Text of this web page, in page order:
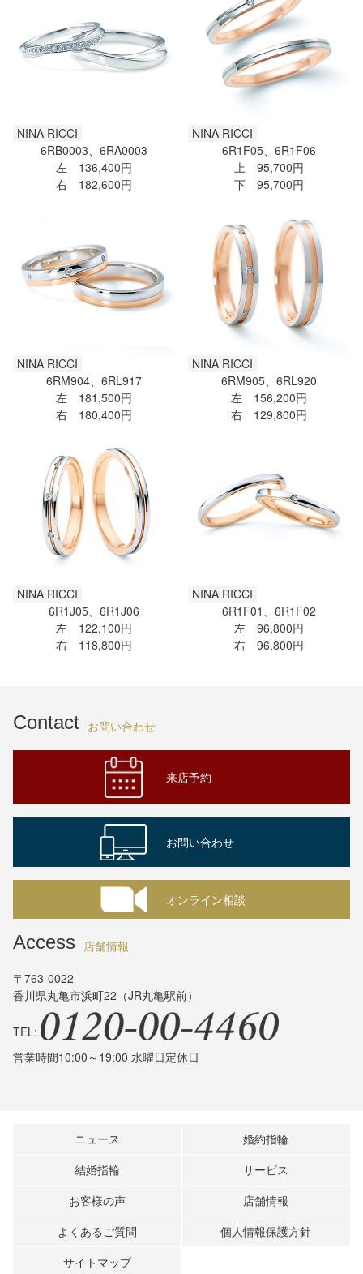
NINA RICCI
6RB0003、6RA0003
左 136,400円
右 182,600円
NINA RICCI
6R1F05、6R1F06
上 95,700円
下 95,700円
NINA RICCI
6RM904、6RL917
左 181,500円
右 180,400円
NINA RICCI
6RM905、6RL920
左 156,200円
右 129,800円
NINA RICCI
6R1J05、6R1J06
左 122,100円
右 118,800円
NINA RICCI
6R1F01、6R1F02
左 96,800円
右 96,800円
Contact お問い合わせ
来店予約
お問い合わせ
オンライン相談
Access
店舗情報
〒763-0022
香川県丸亀市浜町22（JR丸亀駅前）
TEL:
営業時間10:00～19:00 水曜日定休日
ニュース
婚約指輪
結婚指輪
サービス
お客様の声
店舗情報
よくあるご質問
個人情報保護方針
サイトマップ